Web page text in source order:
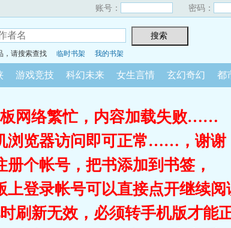
账号： 密码：
，请搜索查找 临时书架 我的书架
游戏竞技 科幻未来 女生言情 玄幻奇幻 都
网络繁忙，内容加载失败……
浏览器访问即可正常……，谢谢
册个帐号，把书添加到书签，
上登录帐号可以直接点开继续阅
刷新无效，必须转手机版才能正